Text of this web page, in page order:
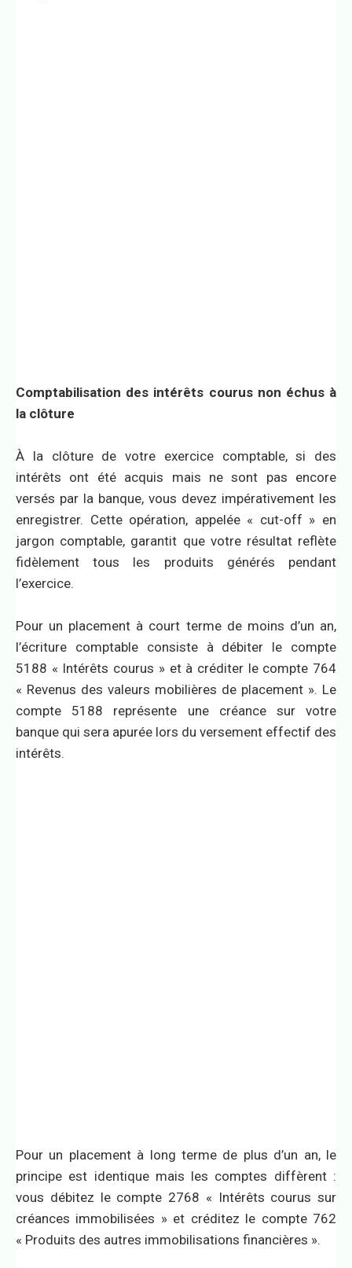
Comptabilisation des intérêts courus non échus à
la clôture
À la clôture de votre exercice comptable, si des
intérêts ont été acquis mais ne sont pas encore
versés par la banque, vous devez impérativement les
enregistrer. Cette opération, appelée « cut-off » en
jargon comptable, garantit que votre résultat reflète
fidèlement tous les produits générés pendant
l’exercice.
Pour un placement à court terme de moins d’un an,
l’écriture comptable consiste à débiter le compte
5188 « Intérêts courus » et à créditer le compte 764
« Revenus des valeurs mobilières de placement ». Le
compte 5188 représente une créance sur votre
banque qui sera apurée lors du versement effectif des
intérêts.
Pour un placement à long terme de plus d’un an, le
principe est identique mais les comptes diffèrent :
vous débitez le compte 2768 « Intérêts courus sur
créances immobilisées » et créditez le compte 762
« Produits des autres immobilisations financières ».